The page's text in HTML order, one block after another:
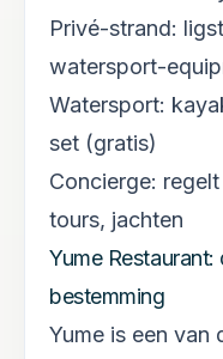
Privé-strand:
watersport-
Watersport:
set (gratis)
Concierge:
tours, jachten
Yume
bestemming
Yume is een van